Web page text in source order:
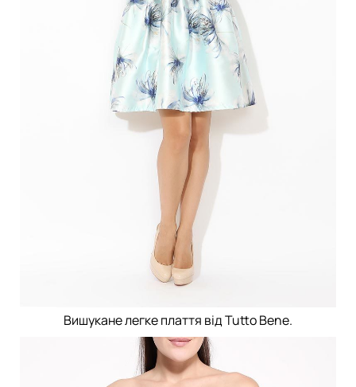
Вишукане легке плаття від Tutto Bene.